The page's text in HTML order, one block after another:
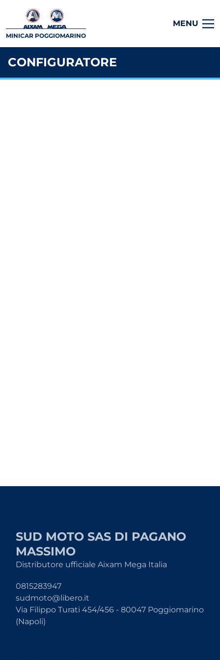
MINICAR POGGIOMARINO
MENU
CONFIGURATORE
SUD MOTO SAS DI PAGANO
MASSIMO
Distributore ufficiale Aixam Mega Italia
0815283947
sudmoto@libero.it
Via Filippo Turati 454/456 - 80047 Poggiomarino
(Napoli)